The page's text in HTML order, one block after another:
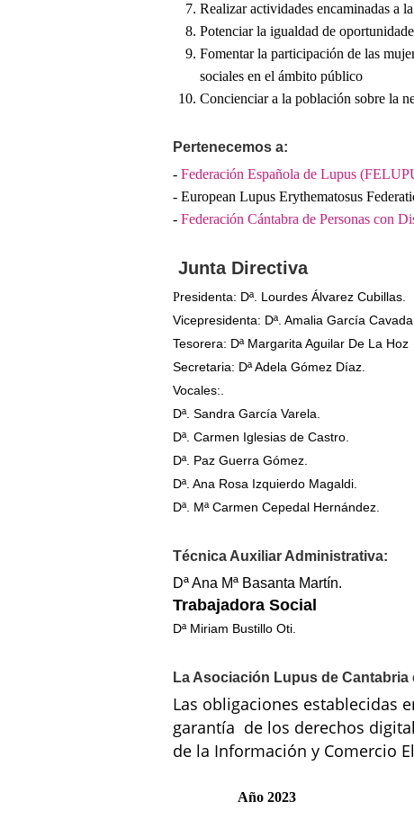
Realizar actividades encaminadas a
Potenciar la igualdad de
Fomentar la participación de las
sociales en el ámbito público
Concienciar a la población sobre la
Pertenecemos a:
- Federación Española de Lupus
- European Lupus Erythematosus
- Federación Cántabra de Personas con
Junta Directiva
Presidenta: Dª. Lourdes Álvarez Cubillas.
Vicepresidenta: Dª. Amalia García Cavada.
Tesorera: Dª Margarita Aguilar De La Hoz
Secretaria: Dª Adela Gómez Díaz.
Vocales:.
Dª. Sandra García Varela.
Dª. Carmen Iglesias de Castro.
Dª. Paz Guerra Gómez.
Dª. Ana Rosa Izquierdo Magaldi.
Dª. Mª Carmen Cepedal Hernández.
Técnica Auxiliar Administrativa:
Dª Ana Mª Basanta Martín.
Trabajadora Social
Dª Miriam Bustillo Oti.
La Asociación Lupus de Cantabria
Las obligaciones establecidas
garantía de los derechos
de la Información y Comercio
Año 2023